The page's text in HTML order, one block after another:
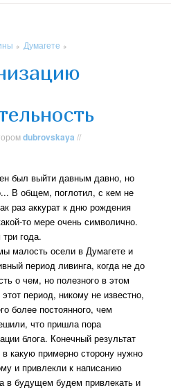
» Думагете »
dubrovskaya //
был выйти давным давно, но
В общем, поглотил, с кем не
раз аккурат к дню рождения
то мере очень символично.
года.
малость осели в Думагете и
период ливинга, когда не до
о чем, но полезного в этом
период, никому не известно,
более постоянного, чем
что пришла пора
блога. Конечный результат
какую примерно сторону нужно
и привлекли к написанию
в будущем будем привлекать и